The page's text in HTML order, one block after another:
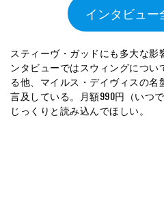
インタビュー
スティーヴ・ガッドにも多大な影
ンタビューではスウィングにつ
る他、マイルス・デイヴィスの名
言及している。月額990円（いつ
じっくりと読み込んでほしい。